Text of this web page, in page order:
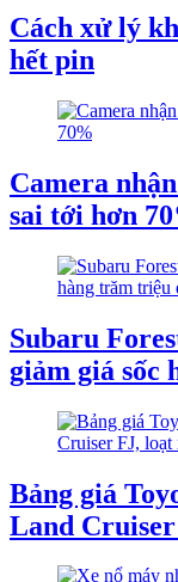
Cách xử lý
hết pin
Camera
sai tới hơn
Subaru
giảm giá sốc
Bảng giá
Land